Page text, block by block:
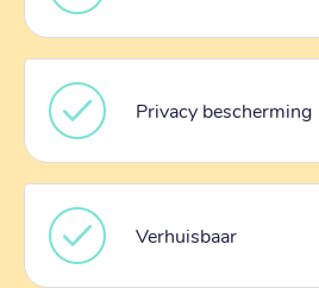
Privacy bescherming
Verhuisbaar